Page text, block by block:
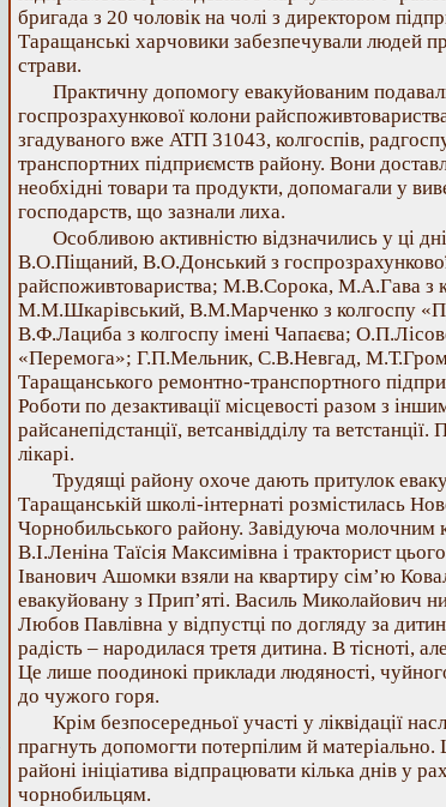
бригада з 20 чоловік на чолі з директором
Таращанські харчовики забезпечували людей
страви.
Практичну допомогу евакуйованим
госпрозрахункової колони
згадуваного вже АТП 31043, колгоспів,
транспортних підприємств району. Вони
необхідні товари та продукти, допомагали у
господарств, що зазнали лиха.
Особливою активністю відзначились у ці
В.О.Піщаний, В.О.Донський з
райспоживтовариства; М.В.Сорока, М.А.Гава з
М.М.Шкарівський, В.М.Марченко з колгоспу
В.Ф.Лациба з колгоспу імені Чапаєва;
«Перемога»; Г.П.Мельник, С.В.Невгад,
Таращанського ремонтно-транспортного
Роботи по дезактивації місцевості разом з
райсанепідстанції, ветсанвідділу та ветстанції.
лікарі.
Трудящі району охоче дають притулок
Таращанській школі-інтернаті розмістилась
Чорнобильського району. Завідуюча молочним
В.І.Леніна Таїсія Максимівна і тракторист
Іванович Ашомки взяли на квартиру сім’ю
евакуйовану з Прип’яті. Василь Миколайович
Любов Павлівна у відпустці по догляду за
радість – народилася третя дитина. В тісноті,
Це лише поодинокі приклади людяності,
до чужого горя.
Крім безпосередньої участі у ліквідації
прагнуть допомогти потерпілим й
районі ініціатива відпрацювати кілька днів у
чорнобильцям.